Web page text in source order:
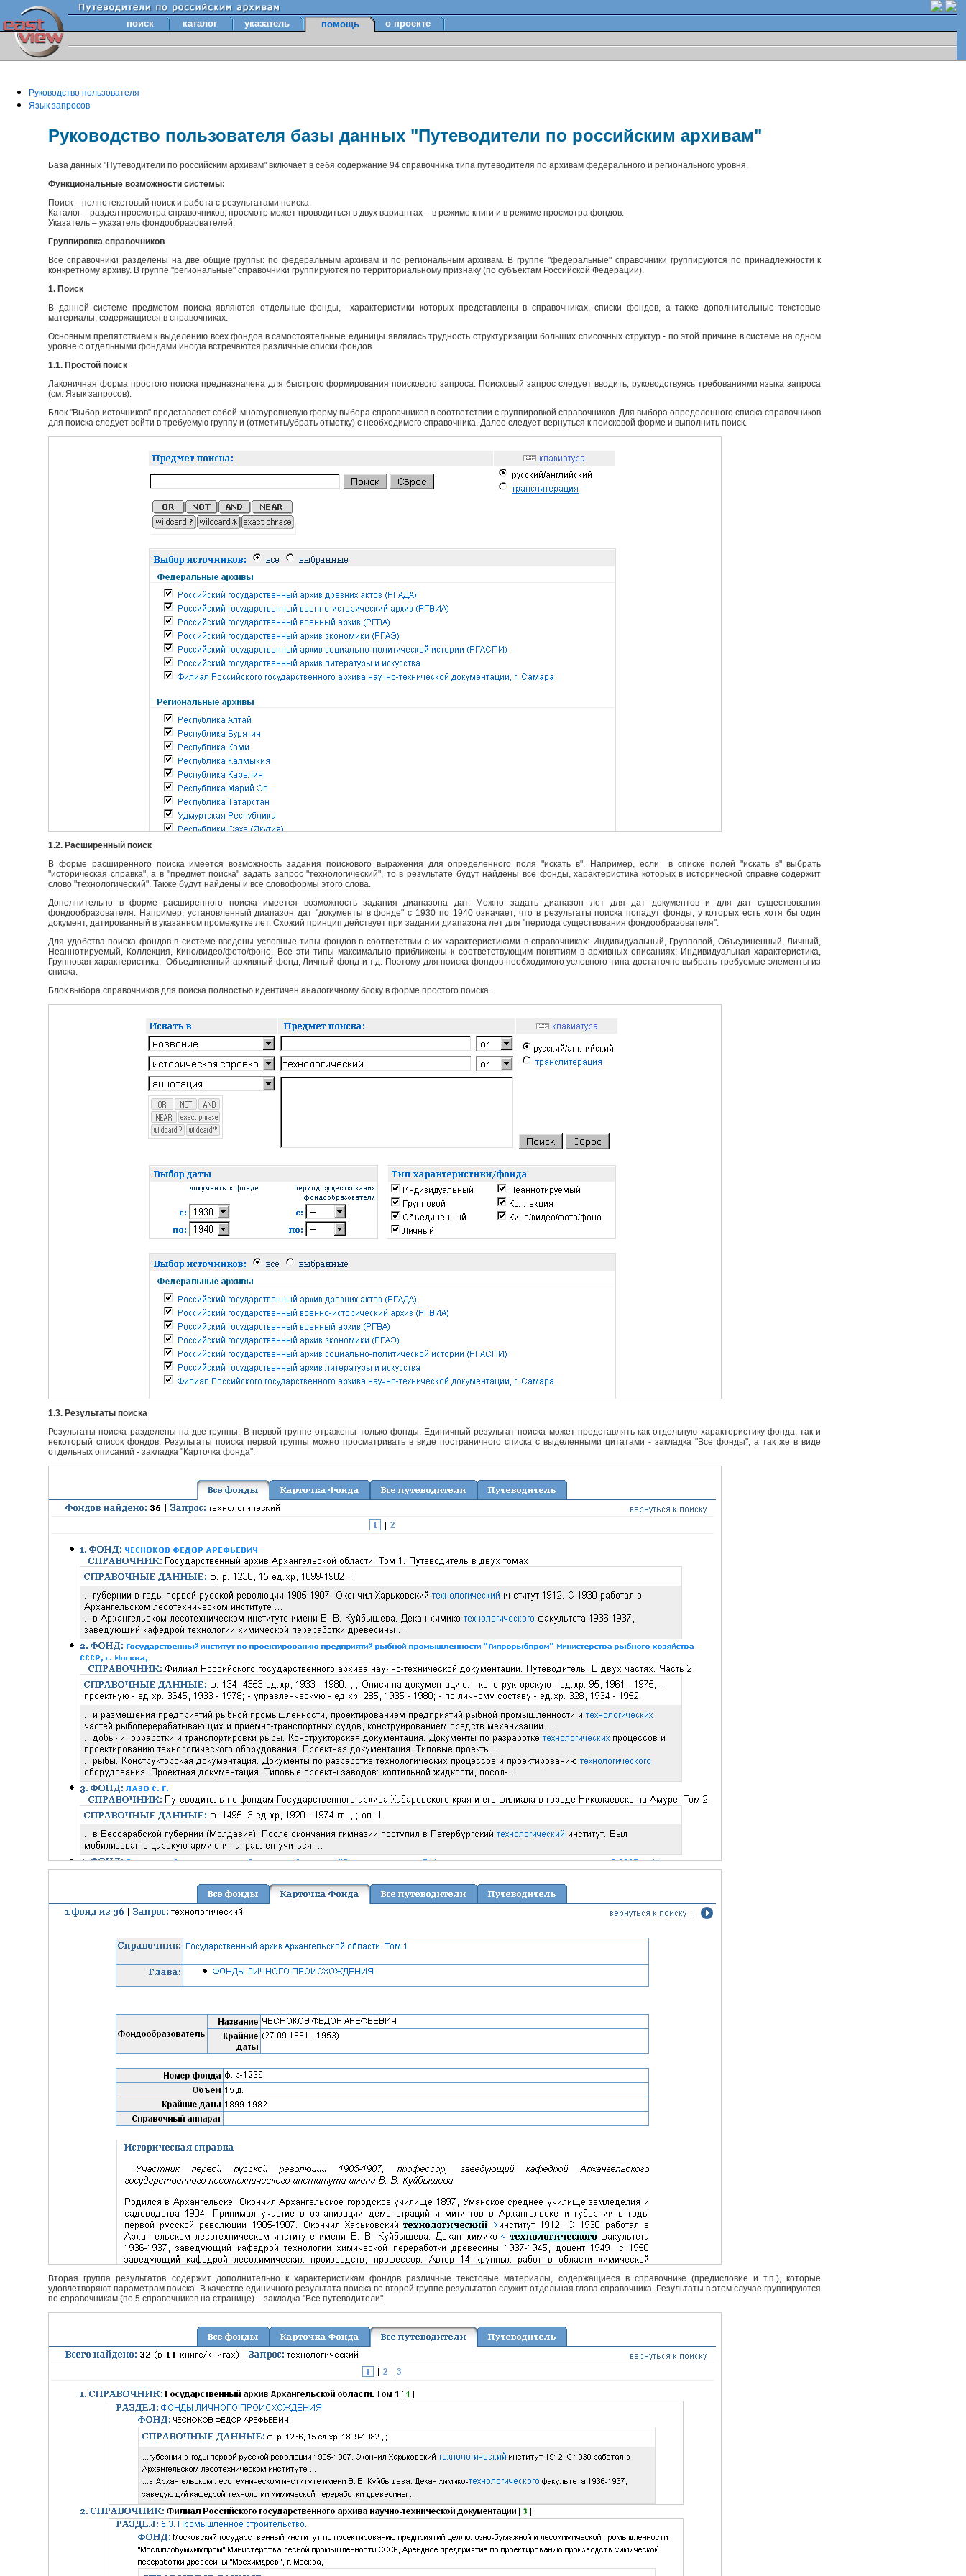
поиск каталог указатель помощь о проекте
Руководство пользователя
Язык запросов
Руководство пользователя базы данных "Путеводители по российским архивам"
База данных "Путеводители по российским архивам" включает в себя содержание 94 справочника типа путеводителя по архивам федерального и регионального уровня.
Функциональные возможности системы:
Поиск – полнотекстовый поиск и работа с результатами поиска.
Каталог – раздел просмотра справочников; просмотр может проводиться в двух вариантах – в режиме книги и в режиме просмотра фондов.
Указатель – указатель фондообразователей.
Группировка справочников
Все справочники разделены на две общие группы: по федеральным архивам и по региональным архивам. В группе "федеральные" справочники группируются по принадлежности к
конкретному архиву. В группе "региональные" справочники группируются по территориальному признаку (по субъектам Российской Федерации).
1. Поиск
В данной системе предметом поиска являются отдельные фонды, характеристики которых представлены в справочниках, списки фондов, а также дополнительные текстовые
материалы, содержащиеся в справочниках.
Основным препятствием к выделению всех фондов в самостоятельные единицы являлась трудность структуризации больших списочных структур - по этой причине в системе на одном
уровне с отдельными фондами иногда встречаются различные списки фондов.
1.1. Простой поиск
Лаконичная форма простого поиска предназначена для быстрого формирования поискового запроса. Поисковый запрос следует вводить, руководствуясь требованиями языка запроса
(см. Язык запросов).
Блок "Выбор источников" представляет собой многоуровневую форму выбора справочников в соответствии с группировкой справочников. Для выбора определенного списка справочников
для поиска следует войти в требуемую группу и (отметить/убрать отметку) с необходимого справочника. Далее следует вернуться к поисковой форме и выполнить поиск.
1.2. Расширенный поиск
В форме расширенного поиска имеется возможность задания поискового выражения для определенного поля "искать в". Например, если в списке полей "искать в" выбрать
"историческая справка", а в "предмет поиска" задать запрос "технологический", то в результате будут найдены все фонды, характеристика которых в исторической справке содержит
слово "технологический". Также будут найдены и все словоформы этого слова.
Дополнительно в форме расширенного поиска имеется возможность задания диапазона дат. Можно задать диапазон лет для дат документов и для дат существования
фондообразователя. Например, установленный диапазон дат "документы в фонде" с 1930 по 1940 означает, что в результаты поиска попадут фонды, у которых есть хотя бы один
документ, датированный в указанном промежутке лет. Схожий принцип действует при задании диапазона лет для "периода существования фондообразователя".
Для удобства поиска фондов в системе введены условные типы фондов в соответствии с их характеристиками в справочниках: Индивидуальный, Групповой, Объединенный, Личный,
Неаннотируемый, Коллекция, Кино/видео/фото/фоно. Все эти типы максимально приближены к соответствующим понятиям в архивных описаниях: Индивидуальная характеристика,
Групповая характеристика, Объединенный архивный фонд, Личный фонд и т.д. Поэтому для поиска фондов необходимого условного типа достаточно выбрать требуемые элементы из
списка.
Блок выбора справочников для поиска полностью идентичен аналогичному блоку в форме простого поиска.
1.3. Результаты поиска
Результаты поиска разделены на две группы. В первой группе отражены только фонды. Единичный результат поиска может представлять как отдельную характеристику фонда, так и
некоторый список фондов. Результаты поиска первой группы можно просматривать в виде постраничного списка с выделенными цитатами - закладка "Все фонды", а так же в виде
отдельных описаний - закладка "Карточка фонда".
Вторая группа результатов содержит дополнительно к характеристикам фондов различные текстовые материалы, содержащиеся в справочнике (предисловие и т.п.), которые
удовлетворяют параметрам поиска. В качестве единичного результата поиска во второй группе результатов служит отдельная глава справочника. Результаты в этом случае группируются
по справочникам (по 5 справочников на странице) – закладка "Все путеводители".